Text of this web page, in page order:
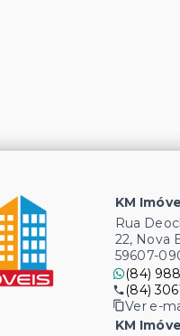
KM
Rua
22, Nova
59607-
(84)
(84)
Ver e-
KM